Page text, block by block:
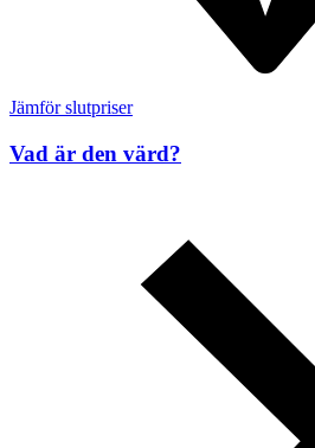
Jämför slutpriser
Vad är den värd?